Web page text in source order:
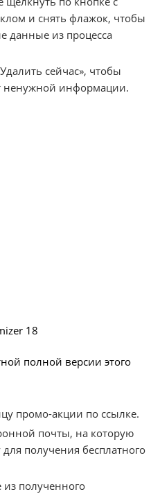
и снять флажок, чтобы
данные из процесса
сейчас», чтобы
ненужной информации.
18
полной версии этого
промо-акции по ссылке.
почты, на которую
получения бесплатного
из полученного